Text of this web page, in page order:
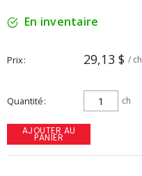
En inventaire
Prix 29,13 $ / ch
Quantité ch
AJOUTER AU
PANIER